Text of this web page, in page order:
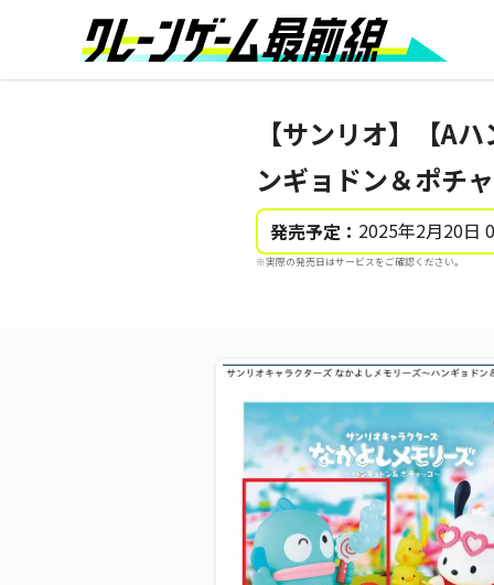
【サンリオ】【A
ンギョドン＆ポチ
発売予定： 2025年2月20日
※実際の発売日はサービスをご確認ください。